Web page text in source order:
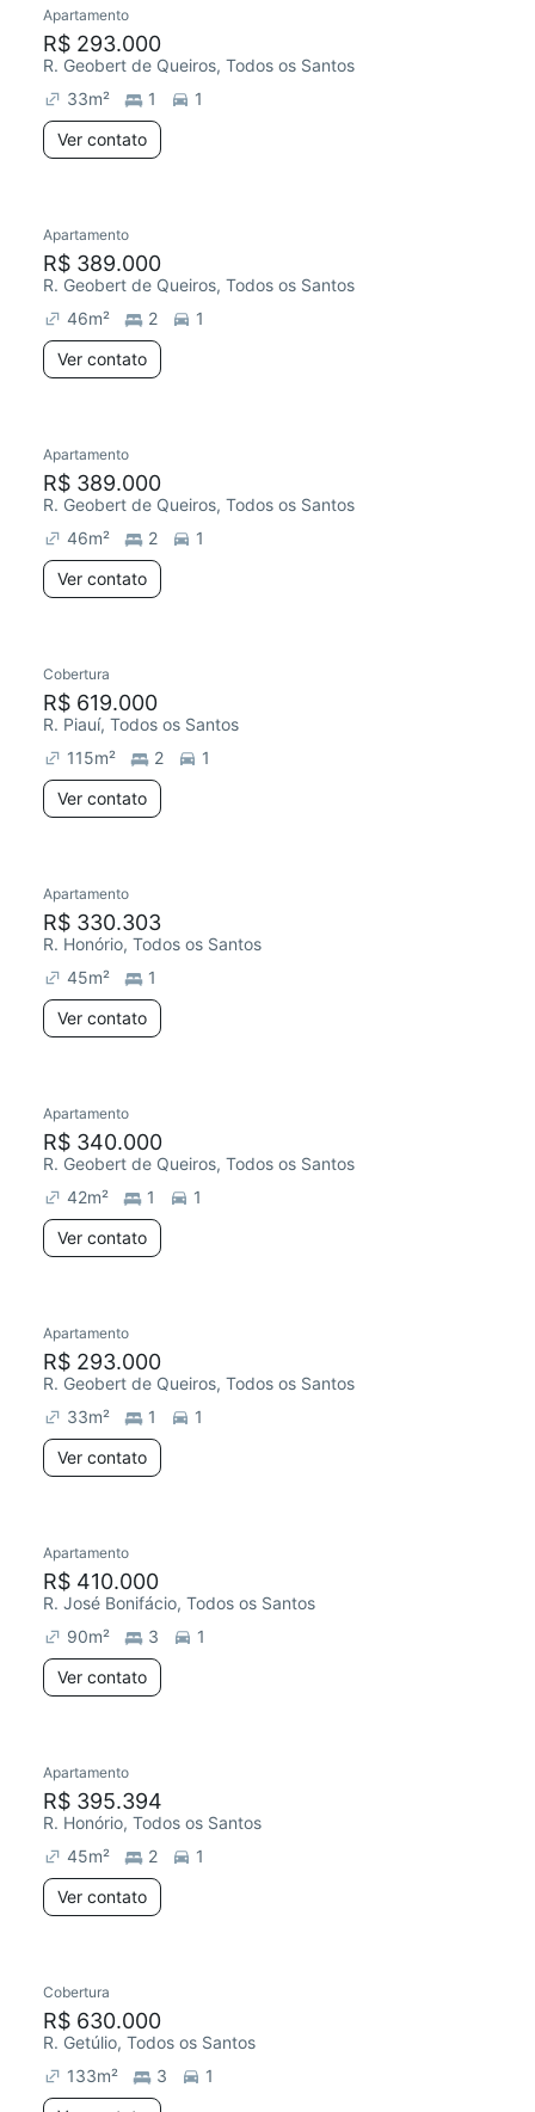
Apartamento
R$ 293.000
R. Geobert de Queiros, Todos os Santos
33m² 1
1
Ver contato
Apartamento
R$ 389.000
R. Geobert de Queiros, Todos os Santos
46m² 2
1
Ver contato
Chegou este mês
Apartamento
R$ 389.000
R. Geobert de Queiros, Todos os Santos
46m² 2
1
Ver contato
Chegou este mês
Cobertura
R$ 619.000
R. Piauí, Todos os Santos
115m² 2
1
Ver contato
Apartamento
R$ 330.303
R. Honório, Todos os Santos
45m²
1
Ver contato
Chegou este mês
Apartamento
R$ 340.000
R. Geobert de Queiros, Todos os Santos
42m² 1
1
Ver contato
Apartamento
R$ 293.000
R. Geobert de Queiros, Todos os Santos
33m² 1
1
Ver contato
Apartamento
R$ 410.000
R. José Bonifácio, Todos os Santos
90m² 3
1
Ver contato
Apartamento
R$ 395.394
R. Honório, Todos os Santos
45m² 2
1
Ver contato
Cobertura
R$ 630.000
R. Getúlio, Todos os Santos
133m² 3
1